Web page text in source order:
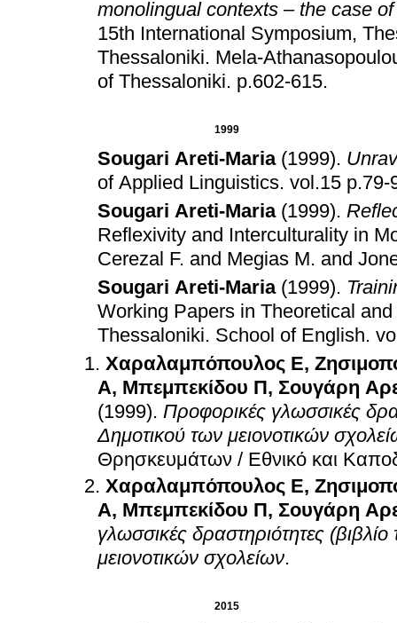
monolingual contexts – the case
15th International Symposium,
Thessaloniki. Mela-
of Thessaloniki. p.602-615.
1999
Sougari Areti-Maria (1999).
of Applied Linguistics.
vol.15
Sougari Areti-Maria (1999).
Reflexivity and Interculturality in
Cerezal F. and Megias M. and
Sougari Areti-Maria (1999).
Working Papers in Theoretical
Thessaloniki. School of English.
Χαραλαμπόπουλος Ε,
Α, Μπεμπεκίδου Π, Σουγάρη
(1999). Προφορικές γλωσσικές
Δημοτικού των μειονοτικών
Θρησκευμάτων / Εθνικό και
Χαραλαμπόπουλος Ε,
Α, Μπεμπεκίδου Π, Σουγάρη
γλωσσικές δραστηριότητες
μειονοτικών σχολείων.
2015